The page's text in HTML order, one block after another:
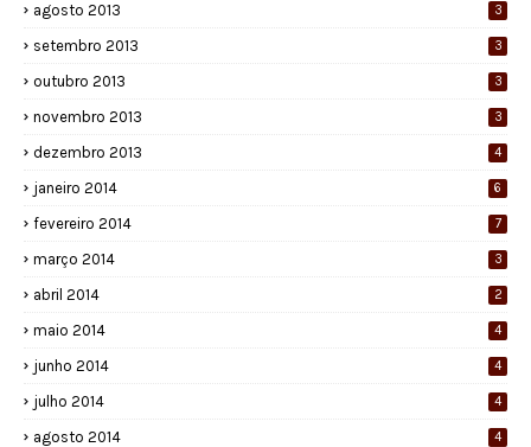
agosto 2013 3
setembro 2013 3
outubro 2013 3
novembro 2013 3
dezembro 2013 4
janeiro 2014 6
fevereiro 2014 7
março 2014 3
abril 2014 2
maio 2014 4
junho 2014 4
julho 2014 4
agosto 2014 4